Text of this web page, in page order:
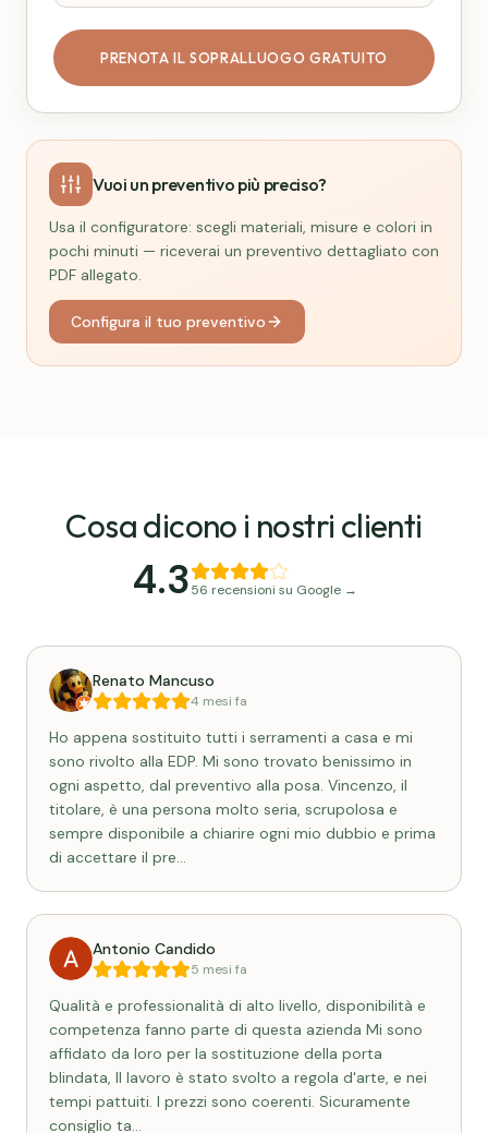
PRENOTA IL SOPRALLUOGO GRATUITO
Vuoi un preventivo più preciso?
Usa il configuratore: scegli materiali, misure e colori in
pochi minuti — riceverai un preventivo dettagliato con
PDF allegato.
Configura il tuo preventivo
Cosa dicono i nostri clienti
4.356 recensioni su Google →
Renato Mancuso
4 mesi fa
Ho appena sostituito tutti i serramenti a casa e mi
sono rivolto alla EDP. Mi sono trovato benissimo in
ogni aspetto, dal preventivo alla posa. Vincenzo, il
titolare, è una persona molto seria, scrupolosa e
sempre disponibile a chiarire ogni mio dubbio e prima
di accettare il pre…
Antonio Candido
5 mesi fa
Qualità e professionalità di alto livello, disponibilità e
competenza fanno parte di questa azienda Mi sono
affidato da loro per la sostituzione della porta
blindata, Il lavoro è stato svolto a regola d'arte, e nei
tempi pattuiti. I prezzi sono coerenti. Sicuramente
consiglio ta…